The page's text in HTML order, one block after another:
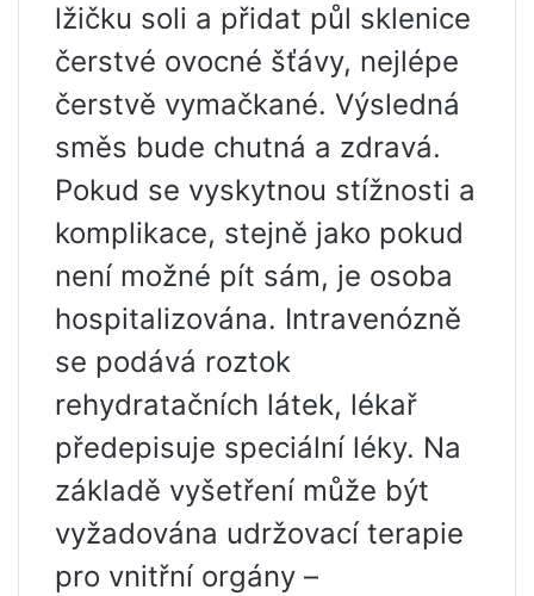
lžičku soli a přidat půl sklenice
čerstvé ovocné šťávy, nejlépe
čerstvě vymačkané. Výsledná
směs bude chutná a zdravá.
Pokud se vyskytnou stížnosti a
komplikace, stejně jako pokud
není možné pít sám, je osoba
hospitalizována. Intravenózně
se podává roztok
rehydratačních látek, lékař
předepisuje speciální léky. Na
základě vyšetření může být
vyžadována udržovací terapie
pro vnitřní orgány –